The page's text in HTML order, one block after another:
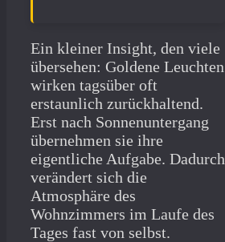
Ein kleiner Insight, den viele
übersehen: Goldene Leuchten
wirken tagsüber oft
erstaunlich zurückhaltend.
Erst nach Sonnenuntergang
übernehmen sie ihre
eigentliche Aufgabe. Dadurch
verändert sich die
Atmosphäre des
Wohnzimmers im Laufe des
Tages fast von selbst.